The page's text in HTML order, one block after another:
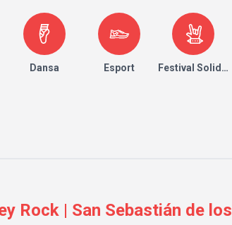
Dansa Esport Festival Solidari
Rock | San Sebastián de